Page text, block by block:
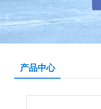
产品中心